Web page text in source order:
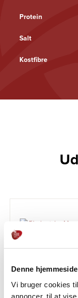
Denne
Vi bruger cookies
annoncer, til at
Protein
Salt
Kostfibre